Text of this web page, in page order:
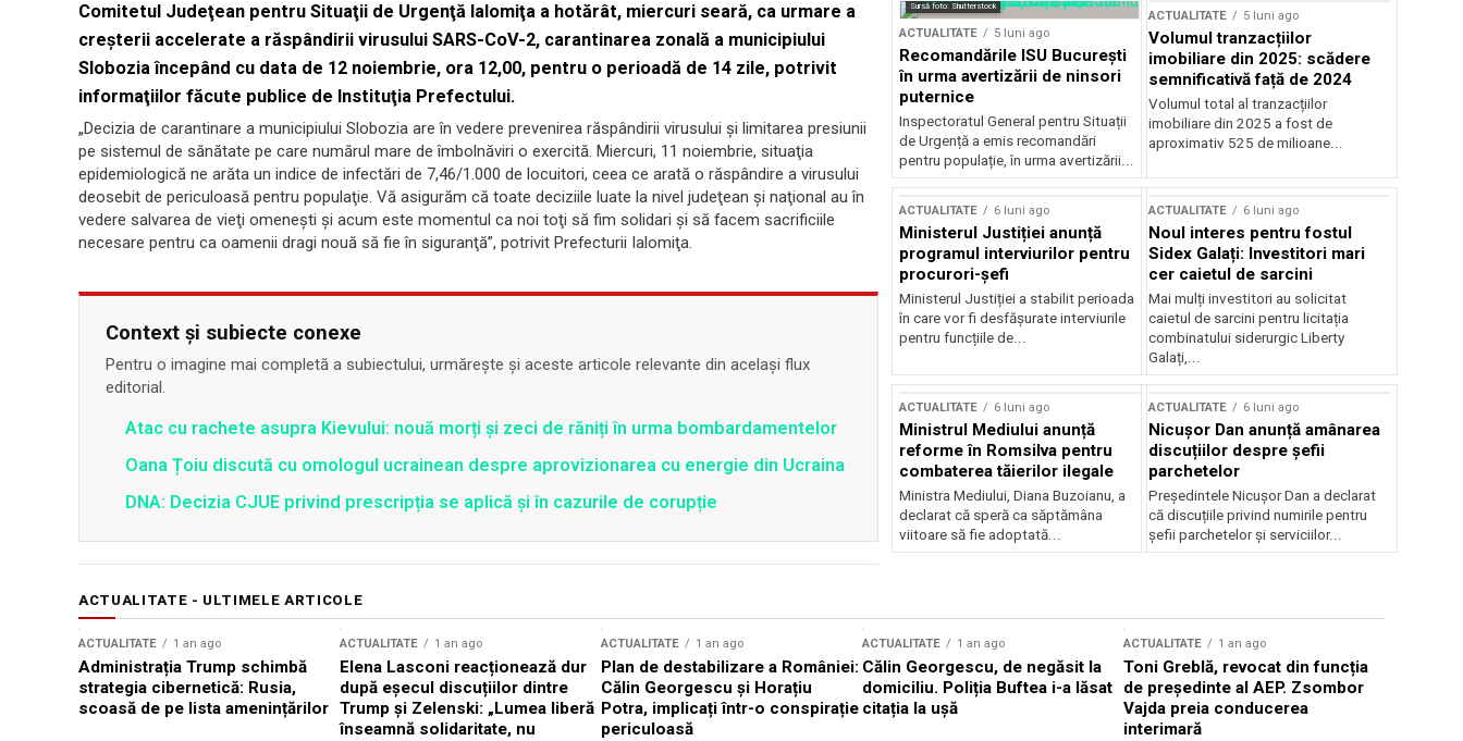
Comitetul Judeţean pentru Situaţii de Urgenţă Ialomiţa a hotărât, miercuri seară, ca urmare a
creşterii accelerate a răspândirii virusului SARS-CoV-2, carantinarea zonală a municipiului
Slobozia începând cu data de 12 noiembrie, ora 12,00, pentru o perioadă de 14 zile, potrivit
informaţiilor făcute publice de Instituţia Prefectului.
„Decizia de carantinare a municipiului Slobozia are în vedere prevenirea răspândirii virusului şi limitarea presiunii
pe sistemul de sănătate pe care numărul mare de îmbolnăviri o exercită. Miercuri, 11 noiembrie, situaţia
epidemiologică ne arăta un indice de infectări de 7,46/1.000 de locuitori, ceea ce arată o răspândire a virusului
deosebit de periculoasă pentru populaţie. Vă asigurăm că toate deciziile luate la nivel judeţean şi naţional au în
vedere salvarea de vieţi omeneşti şi acum este momentul ca noi toţi să fim solidari şi să facem sacrificiile
necesare pentru ca oamenii dragi nouă să fie în siguranţă”, potrivit Prefecturii Ialomiţa.
Context și subiecte conexe
Pentru o imagine mai completă a subiectului, urmărește și aceste articole relevante din același flux
editorial.
Atac cu rachete asupra Kievului: nouă morți și zeci de răniți în urma bombardamentelor
Oana Țoiu discută cu omologul ucrainean despre aprovizionarea cu energie din Ucraina
DNA: Decizia CJUE privind prescripția se aplică și în cazurile de corupție
Sursă foto: Shutterstock
ACTUALITATE 5 luni ago
Recomandările ISU București
în urma avertizării de ninsori
puternice
Inspectoratul General pentru Situații
de Urgență a emis recomandări
pentru populație, în urma avertizării...
ACTUALITATE 5 luni ago
Volumul tranzacțiilor
imobiliare din 2025: scădere
semnificativă față de 2024
Volumul total al tranzacțiilor
imobiliare din 2025 a fost de
aproximativ 525 de milioane...
ACTUALITATE 6 luni ago
Ministerul Justiției anunță
programul interviurilor pentru
procurori-șefi
Ministerul Justiției a stabilit perioada
în care vor fi desfășurate interviurile
pentru funcțiile de...
ACTUALITATE 6 luni ago
Noul interes pentru fostul
Sidex Galați: Investitori mari
cer caietul de sarcini
Mai mulți investitori au solicitat
caietul de sarcini pentru licitația
combinatului siderurgic Liberty
Galați,...
ACTUALITATE 6 luni ago
Ministrul Mediului anunță
reforme în Romsilva pentru
combaterea tăierilor ilegale
Ministra Mediului, Diana Buzoianu, a
declarat că speră ca săptămâna
viitoare să fie adoptată...
ACTUALITATE 6 luni ago
Nicușor Dan anunță amânarea
discuțiilor despre șefii
parchetelor
Președintele Nicușor Dan a declarat
că discuțiile privind numirile pentru
șefii parchetelor și serviciilor...
ACTUALITATE - ULTIMELE ARTICOLE
ACTUALITATE 1 an ago
Administrația Trump schimbă
strategia cibernetică: Rusia,
scoasă de pe lista amenințărilor
ACTUALITATE 1 an ago
Elena Lasconi reacționează dur
după eșecul discuțiilor dintre
Trump și Zelenski: „Lumea liberă
înseamnă solidaritate, nu
ACTUALITATE 1 an ago
Plan de destabilizare a României:
Călin Georgescu și Horațiu
Potra, implicați într-o conspirație
periculoasă
ACTUALITATE 1 an ago
Călin Georgescu, de negăsit la
domiciliu. Poliția Buftea i-a lăsat
citația la ușă
ACTUALITATE 1 an ago
Toni Greblă, revocat din funcția
de președinte al AEP. Zsombor
Vajda preia conducerea
interimară